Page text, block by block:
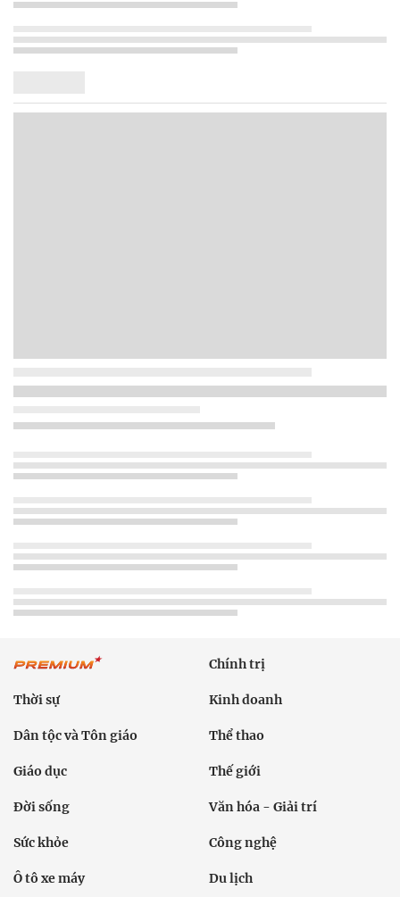
Chính trị
Thời sự Kinh doanh
Dân tộc và Tôn giáo Thể thao
Giáo dục Thế giới
Đời sống Văn hóa - Giải trí
Sức khỏe Công nghệ
Ô tô xe máy Du lịch